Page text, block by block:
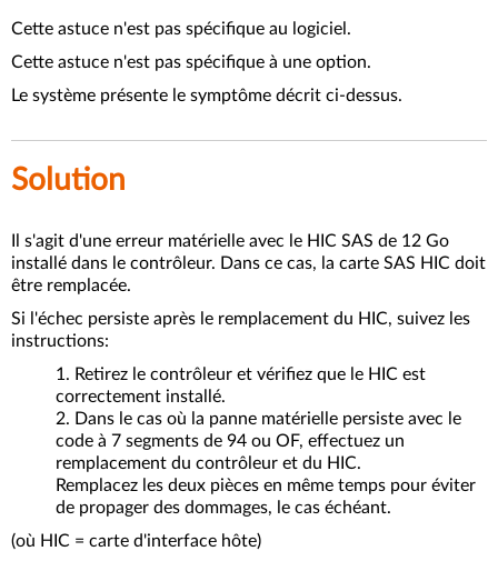
Cette astuce n'est pas spécifique au logiciel.
Cette astuce n'est pas spécifique à une option.
Le système présente le symptôme décrit ci-dessus.
Solution
Il s'agit d'une erreur matérielle avec le HIC SAS de 12 Go
installé dans le contrôleur. Dans ce cas, la carte SAS HIC doit
être remplacée.
Si l'échec persiste après le remplacement du HIC, suivez les
instructions:
Retirez le contrôleur et vérifiez que le HIC est
correctement installé.
Dans le cas où la panne matérielle persiste avec le
code à 7 segments de 94 ou OF, effectuez un
remplacement du contrôleur et du HIC.
Remplacez les deux pièces en même temps pour éviter
de propager des dommages, le cas échéant.
(où HIC = carte d'interface hôte)